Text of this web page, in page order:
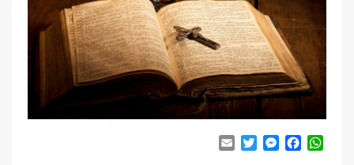
WhatsApp
Facebook
Messenger
Twitter